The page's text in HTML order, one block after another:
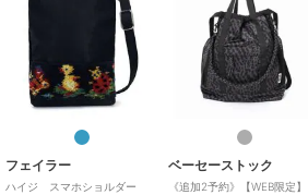
フェイラー
ハイジ スマホショルダー
ベーセーストック
《追加2予約》【WEB限定】